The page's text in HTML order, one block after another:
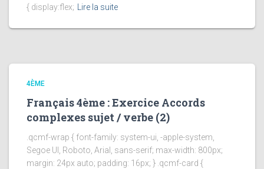
{ display:flex; Lire la suite
4ÈME
Français 4ème : Exercice Accords
complexes sujet / verbe (2)
.qcmf-wrap { font-family: system-ui, -apple-system,
Segoe UI, Roboto, Arial, sans-serif; max-width: 800px;
margin: 24px auto; padding: 16px; } .qcmf-card {